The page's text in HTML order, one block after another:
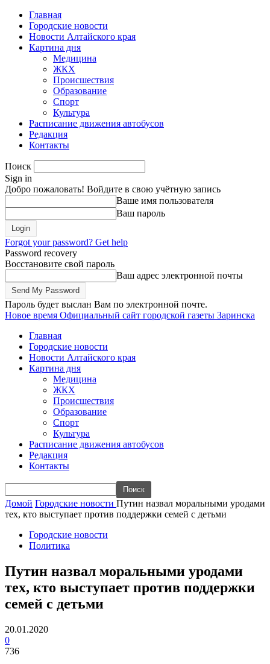
Главная
Городские новости
Новости Алтайского края
Картина дня
Медицина
ЖКХ
Происшествия
Образование
Спорт
Культура
Расписание движения автобусов
Редакция
Контакты
Поиск
Sign in
Добро пожаловать! Войдите в свою учётную запись
Ваше имя пользователя
Ваш пароль
Forgot your password? Get help
Password recovery
Восстановите свой пароль
Ваш адрес электронной почты
Пароль будет выслан Вам по электронной почте.
Новое время Официальный сайт городской газеты Заринска
Главная
Городские новости
Новости Алтайского края
Картина дня
Медицина
ЖКХ
Происшествия
Образование
Спорт
Культура
Расписание движения автобусов
Редакция
Контакты
Домой Городские новости Путин назвал моральными уродами
тех, кто выступает против поддержки семей с детьми
Городские новости
Политика
Путин назвал моральными уродами
тех, кто выступает против поддержки
семей с детьми
20.01.2020
0
736